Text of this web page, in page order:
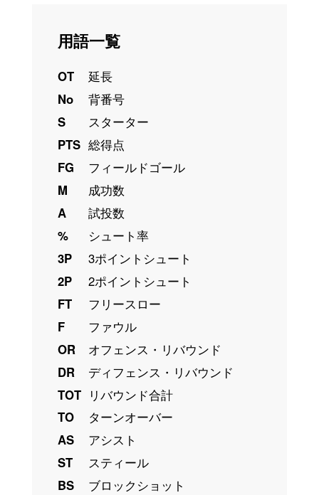
用語一覧
OT
延長
No
背番号
S
スターター
PTS 総得点
FG
フィールドゴール
M
成功数
A
試投数
%
シュート率
3P
3ポイントシュート
2P
2ポイントシュート
FT
フリースロー
F
ファウル
OR
オフェンス・リバウンド
DR
ディフェンス・リバウンド
TOT リバウンド合計
TO
ターンオーバー
AS
アシスト
ST
スティール
BS
ブロックショット